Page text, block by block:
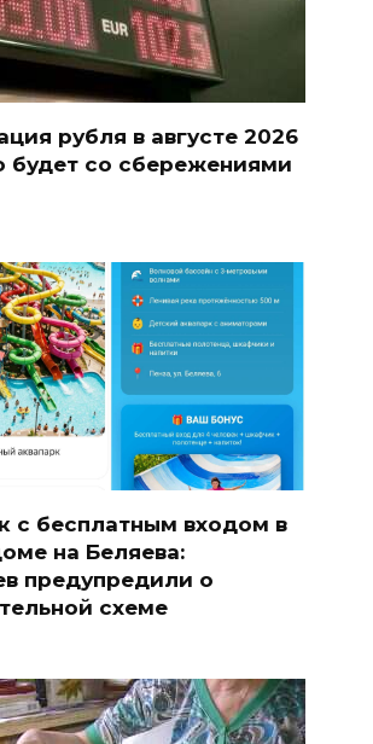
рубля в августе 2026
будет со сбережениями
с бесплатным входом в
на Беляева:
предупредили о
схеме